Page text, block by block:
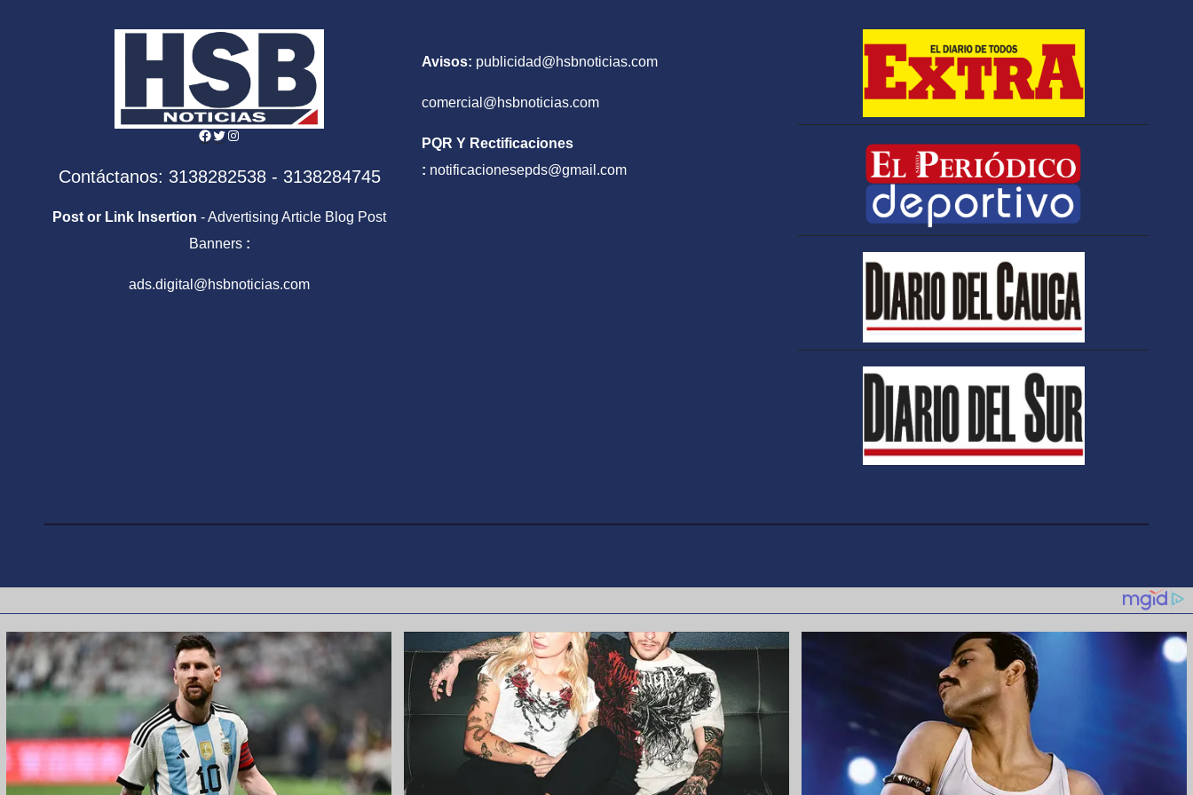
Facebook
Twitter
Instagram
Contáctanos: 3138282538 - 3138284745
Post or Link Insertion - Advertising Article Blog Post
Banners :
ads.digital@hsbnoticias.com
Avisos: publicidad@hsbnoticias.com
comercial@hsbnoticias.com
PQR Y Rectificaciones
: notificacionesepds@gmail.com